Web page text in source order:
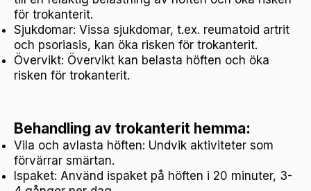
för trokanterit.
Sjukdomar: Vissa sjukdomar, t.ex. reumatoid artrit
och psoriasis, kan öka risken för trokanterit.
Övervikt: Övervikt kan belasta höften och öka
risken för trokanterit.
Behandling av trokanterit hemma:
Vila och avlasta höften: Undvik aktiviteter som
förvärrar smärtan.
Ispaket: Använd ispaket på höften i 20 minuter, 3-